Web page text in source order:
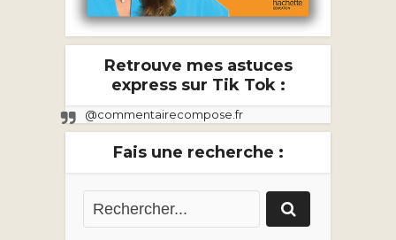
Retrouve mes astuces
express sur Tik Tok :
@commentairecompose.fr
Fais une recherche :